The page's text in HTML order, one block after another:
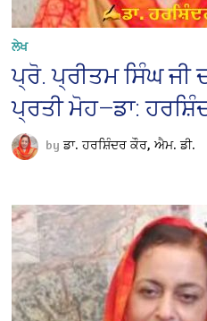
ਲੇਖ
ਪ੍ਰੋ. ਪ੍ਰੀਤਮ ਸਿੰਘ ਜੀ
ਪ੍ਰਤੀ ਮੋਹ—ਡਾ:
byਡਾ. ਹਰਸ਼ਿੰਦਰ ਕੌਰ, ਐਮ. ਡੀ.